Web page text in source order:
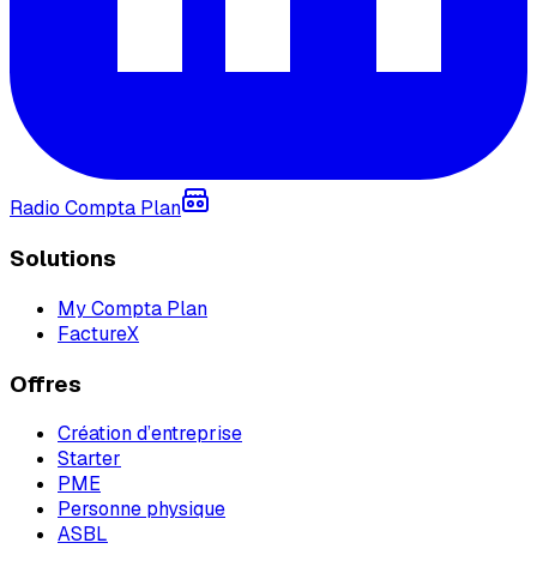
Radio Compta Plan
Solutions
My Compta Plan
FactureX
Offres
Création d’entreprise
Starter
PME
Personne physique
ASBL